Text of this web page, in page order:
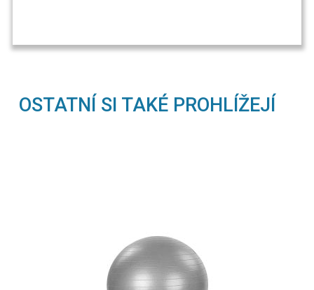
OSTATNÍ SI TAKÉ PROHLÍŽEJÍ